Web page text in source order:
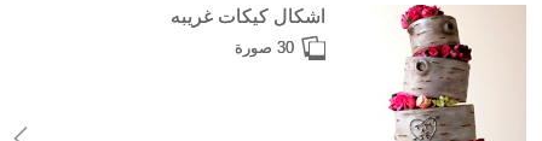
اشكال كيكات غريبه
30 صورة